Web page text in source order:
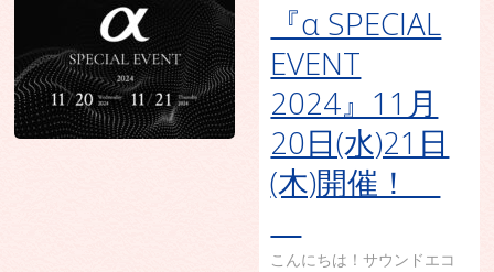
『α SPECIAL
EVENT
2024』11月
20日(水)21日
(木)開催！
こんにちは！サウンドエコ